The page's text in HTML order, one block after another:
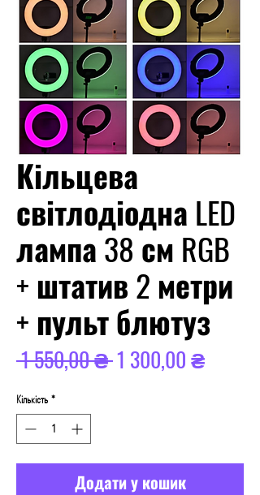
Кільцева
світлодіодна LED
лампа 38 см RGB
+ штатив 2 метри
+ пульт блютуз
1 550,00 ₴ Звичайна
1 300,00 ₴За
Кількість *
Додати у кошик